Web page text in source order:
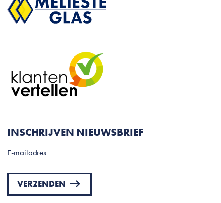
INSCHRIJVEN NIEUWSBRIEF
VERZENDEN